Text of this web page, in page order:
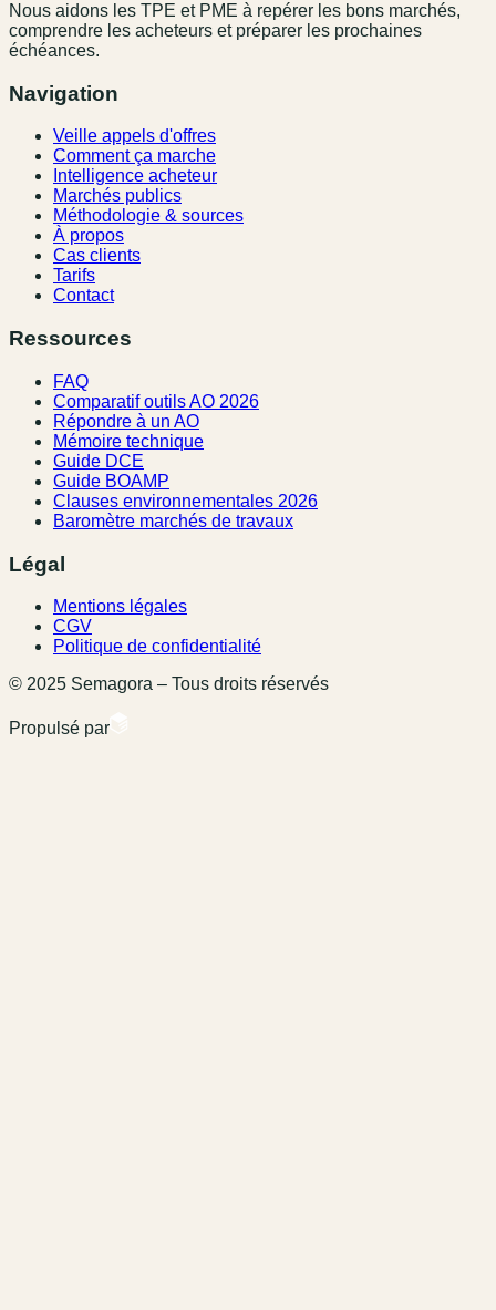
Nous aidons les TPE et PME à repérer les bons marchés,
comprendre les acheteurs et préparer les prochaines
échéances.
Navigation
Veille appels d'offres
Comment ça marche
Intelligence acheteur
Marchés publics
Méthodologie & sources
À propos
Cas clients
Tarifs
Contact
Ressources
FAQ
Comparatif outils AO 2026
Répondre à un AO
Mémoire technique
Guide DCE
Guide BOAMP
Clauses environnementales 2026
Baromètre marchés de travaux
Légal
Mentions légales
CGV
Politique de confidentialité
© 2025 Semagora – Tous droits réservés
Propulsé par